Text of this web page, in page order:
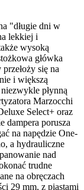
"długie dni w
lekkiej i
wysoką
główka
się na
i większą
płynną
Marzocchi
Select+ oraz
dampera porusza
na napędzie One-
a hydrauliczne
nad
trudne
na obręczach
29 mm, z piastami